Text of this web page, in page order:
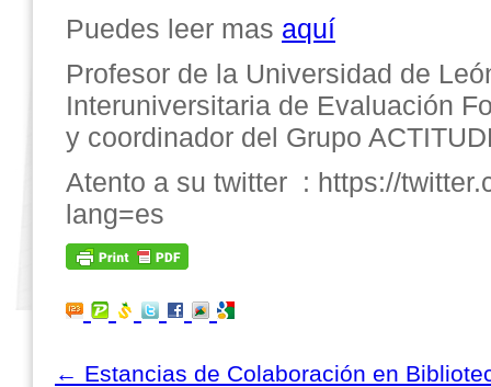
Puedes leer mas aquí
Profesor de la Universidad de
Interuniversitaria de Evaluación
y coordinador del Grupo
Atento a su twitter : https://
lang=es
← Estancias de Colaboración en